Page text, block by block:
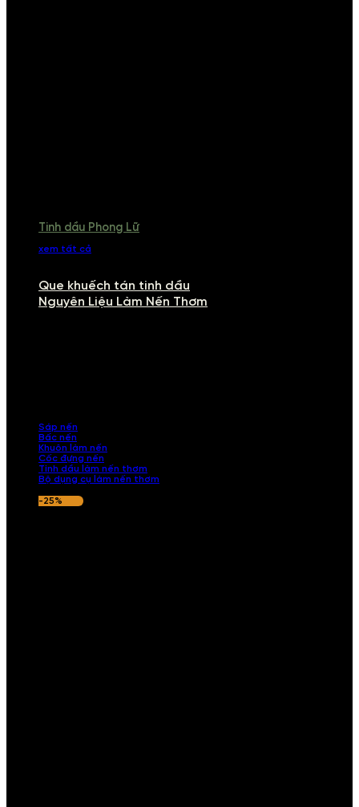
Tinh dầu Phong Lữ
xem tất cả
Que khuếch tán tinh dầu
Nguyên Liệu Làm Nến Thơm
Sáp nến
Bấc nến
Khuôn làm nến
Cốc đựng nến
Tinh dầu làm nến thơm
Bộ dụng cụ làm nến thơm
-25%